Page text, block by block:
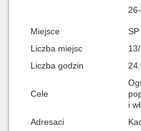
Miejsce
SP
Liczba miejsc
Liczba godzin
Cele
i
Adresaci